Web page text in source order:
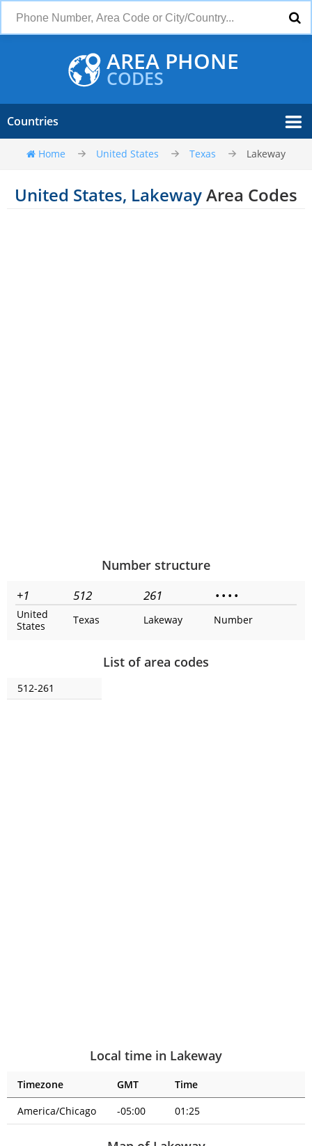
AREA PHONE
CODES
Countries
Home United States Texas Lakeway
United States, LakewayArea Codes
Number structure
+1 512 261 • • • •
United
States
Texas Lakeway Number
List of area codes
512-261
Local time in Lakeway
Timezone GMT
Time
America/Chicago
-05:00 01:25